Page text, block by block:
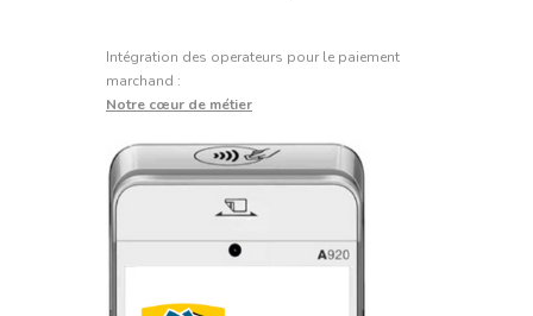
Intégration des operateurs pour le paiement
marchand :
Notre cœur de métier